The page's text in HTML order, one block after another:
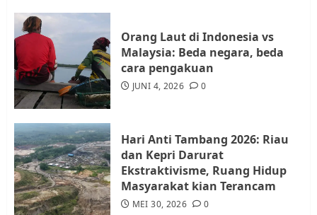
4
5
Tim Advokasi Desak BP Batam
Berhenti Merampas Tanah
Orang Laut di Indonesia vs
Malaysia: Beda negara, beda
cara pengakuan
JUNI 4, 2026 0
Hari Anti Tambang 2026: Riau
dan Kepri Darurat
Ekstraktivisme, Ruang Hidup
Masyarakat kian Terancam
MEI 30, 2026 0